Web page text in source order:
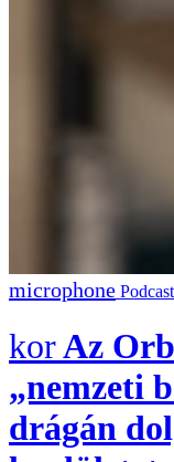
Podcast
Az
„nemzeti
drágán